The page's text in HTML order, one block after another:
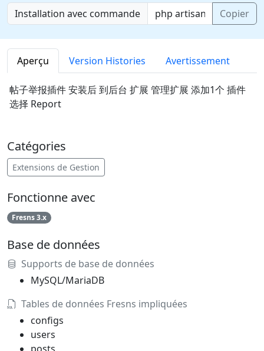
Installation avec commande Copier
Aperçu Version Histories Avertissement
帖子举报插件 安装后 到后台 扩展 管理扩展 添加1个 插件
选择 Report
Catégories
Extensions de Gestion
Fonctionne avec
Fresns 3.x
Base de données
Supports de base de données
MySQL/MariaDB
Tables de données Fresns impliquées
configs
users